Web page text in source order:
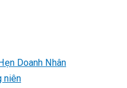
Doanh Nhân
niên